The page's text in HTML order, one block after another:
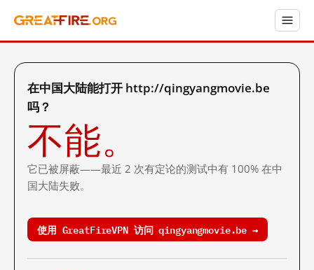
在中国大陆能打开 http://qingyangmovie.be
吗？
不能。
它已被屏蔽——最近 2 次有定论的测试中有 100% 在中
国大陆失败。
使用 GreatFireVPN 访问 qingyangmovie.be →